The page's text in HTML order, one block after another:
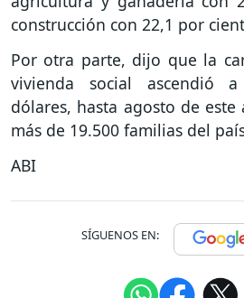
construcción con 22,1 por
Por otra parte, dijo que la
vivienda social ascendió
dólares, hasta agosto de
más de 19.500 familias del
ABI
SÍGUENOS EN: